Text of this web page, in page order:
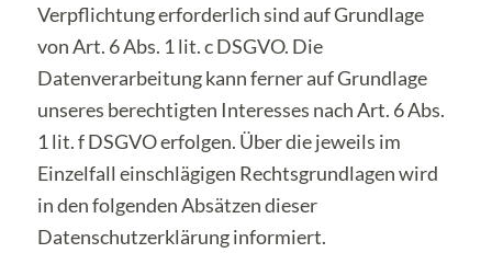
Verpflichtung erforderlich sind auf Grundlage
von Art. 6 Abs. 1 lit. c DSGVO. Die
Datenverarbeitung kann ferner auf Grundlage
unseres berechtigten Interesses nach Art. 6 Abs.
1 lit. f DSGVO erfolgen. Über die jeweils im
Einzelfall einschlägigen Rechtsgrundlagen wird
in den folgenden Absätzen dieser
Datenschutzerklärung informiert.